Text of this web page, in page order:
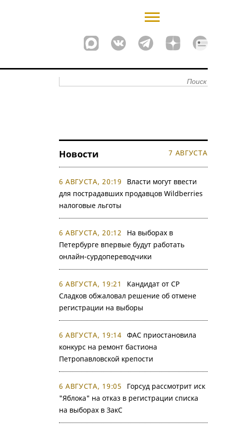
Новости 7 АВГУСТА
6 АВГУСТА, 20:19
Власти могут ввести
для пострадавших продавцов Wildberries
налоговые льготы
6 АВГУСТА, 20:12
На выборах в
Петербурге впервые будут работать
онлайн-сурдопереводчики
6 АВГУСТА, 19:21
Кандидат от СР
Сладков обжаловал решение об отмене
регистрации на выборы
6 АВГУСТА, 19:14 ФАС приостановила
конкурс на ремонт бастиона
Петропавловской крепости
6 АВГУСТА, 19:05
Горсуд рассмотрит иск
"Яблока" на отказ в регистрации списка
на выборах в ЗакС